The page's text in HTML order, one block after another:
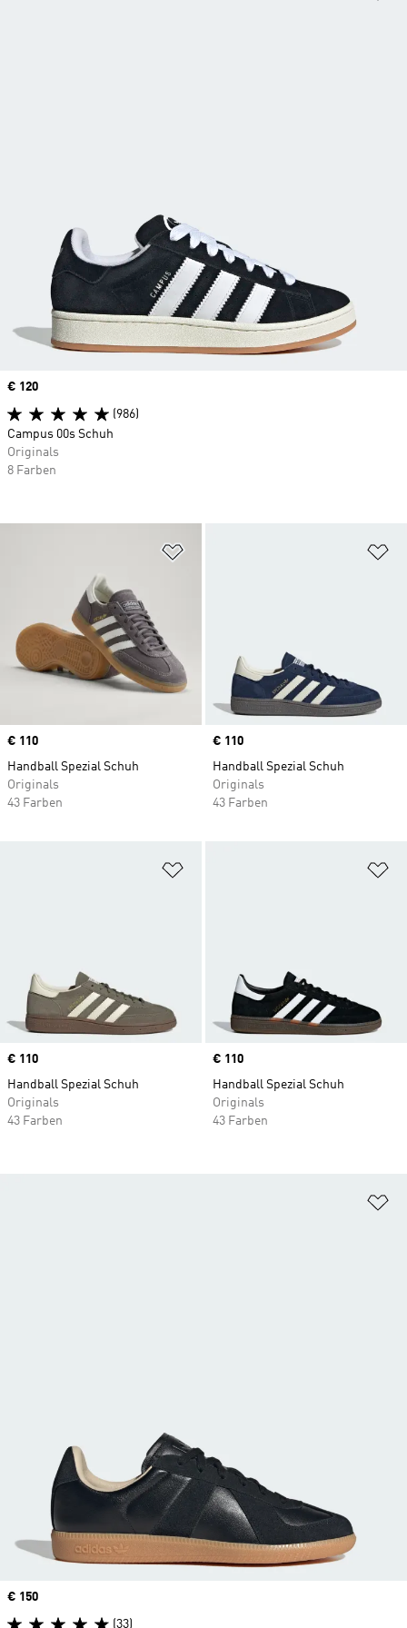
Price
€ 110
Handball Spezial Schuh
Originals
43 Farben
Price
€ 110
Handball Spezial Schuh
Originals
43 Farben
Price
€ 110
Handball Spezial Schuh
Originals
43 Farben
Price
€ 110
Handball Spezial Schuh
Originals
43 Farben
Price
€ 150
(33)
Price
€ 120
(986)
Campus 00s Schuh
Originals
8 Farben